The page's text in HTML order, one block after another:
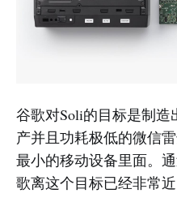
谷歌对Soli的目标是制
产并且功耗极低的微信
最小的移动设备里面。
歌离这个目标已经非常近